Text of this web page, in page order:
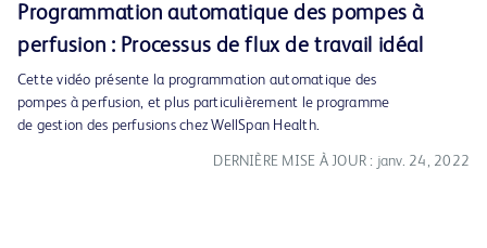
Video
Programmation automatique des pompes à
perfusion : Processus de flux de travail idéal
Cette vidéo présente la programmation automatique des
pompes à perfusion, et plus particulièrement le programme
de gestion des perfusions chez WellSpan Health.
DERNIÈRE MISE À JOUR : janv. 24, 2022